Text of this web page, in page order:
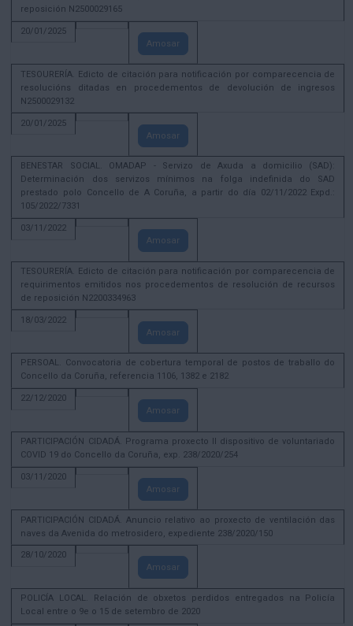
reposición N2500029165
20/01/2025
Amosar
TESOURERÍA. Edicto de citación para notificación por comparecencia de
resolucións ditadas en procedementos de devolución de ingresos
N2500029132
20/01/2025
Amosar
BENESTAR SOCIAL. OMADAP - Servizo de Axuda a domicilio (SAD):
Determinación dos servizos mínimos na folga indefinida do SAD
prestado polo Concello de A Coruña, a partir do día 02/11/2022 Expd.:
105/2022/7331
03/11/2022
Amosar
TESOURERÍA. Edicto de citación para notificación por comparecencia de
requirimentos emitidos nos procedementos de resolución de recursos
de reposición N2200334963
18/03/2022
Amosar
PERSOAL. Convocatoria de cobertura temporal de postos de traballo do
Concello da Coruña, referencia 1106, 1382 e 2182
22/12/2020
Amosar
PARTICIPACIÓN CIDADÁ. Programa proxecto II dispositivo de voluntariado
COVID 19 do Concello da Coruña, exp. 238/2020/254
03/11/2020
Amosar
PARTICIPACIÓN CIDADÁ. Anuncio relativo ao proxecto de ventilación das
naves da Avenida do metrosidero, expediente 238/2020/150
28/10/2020
Amosar
POLICÍA LOCAL. Relación de obxetos perdidos entregados na Policía
Local entre o 9e o 15 de setembro de 2020